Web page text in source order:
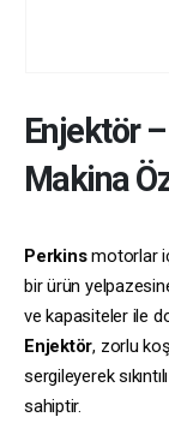
Enjektör–
Makina
Perkinsmotorlar
bir ürün
ve kapasiteler ile
Enjektör, zorlu
sergileyerek
sahiptir.